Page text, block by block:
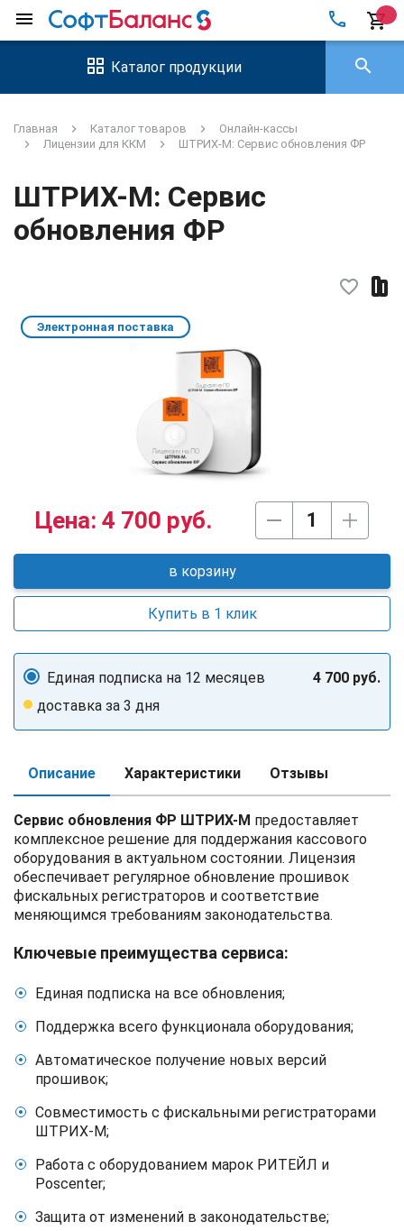
menu local_phone shopping_cart
Каталог продукции search
Главная Каталог товаров
Онлайн-кассы
Лицензии для ККМ
ШТРИХ-М: Сервис обновления ФР
Электронная поставка
ШТРИХ-М: Сервис
обновления ФР
favorite_border
Единая подписка на 12 месяцев
доставка за 3 дня
4 700 руб.
Цена: 4 700 руб.
в корзину
Купить в 1 клик
Описание Характеристики Отзывы
Сервис обновления ФР ШТРИХ-М предоставляет
комплексное решение для поддержания кассового
оборудования в актуальном состоянии. Лицензия
обеспечивает регулярное обновление прошивок
фискальных регистраторов и соответствие
меняющимся требованиям законодательства.
Ключевые преимущества сервиса:
Единая подписка на все обновления;
Поддержка всего функционала оборудования;
Автоматическое получение новых версий
прошивок;
Совместимость с фискальными регистраторами
ШТРИХ-М;
Работа с оборудованием марок РИТЕЙЛ и
Poscenter;
Защита от изменений в законодательстве;